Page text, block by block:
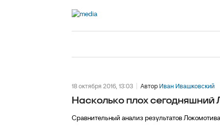
18 октября 2016, 13:03 Автор Иван Ивашковский
Насколько плох сегодняшний
Сравнительный анализ результатов